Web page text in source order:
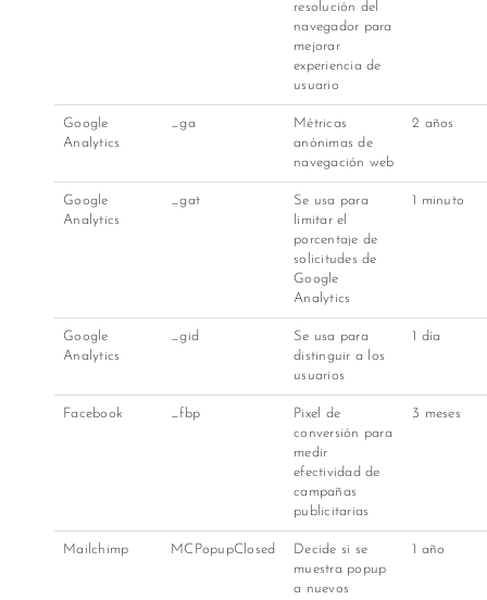
resolución del
navegador para
mejorar
experiencia de
usuario
Google
Analytics
_ga
Métricas
anónimas de
navegación web
2 años
Google
Analytics
_gat
Se usa para
limitar el
porcentaje de
solicitudes de
Google
Analytics
1 minuto
Google
Analytics
_gid
Se usa para
distinguir a los
usuarios
1 día
Facebook _fbp
Pixel de
conversión para
medir
efectividad de
campañas
publicitarias
3 meses
Mailchimp MCPopupClosed
Decide si se
muestra popup
a nuevos
1 año